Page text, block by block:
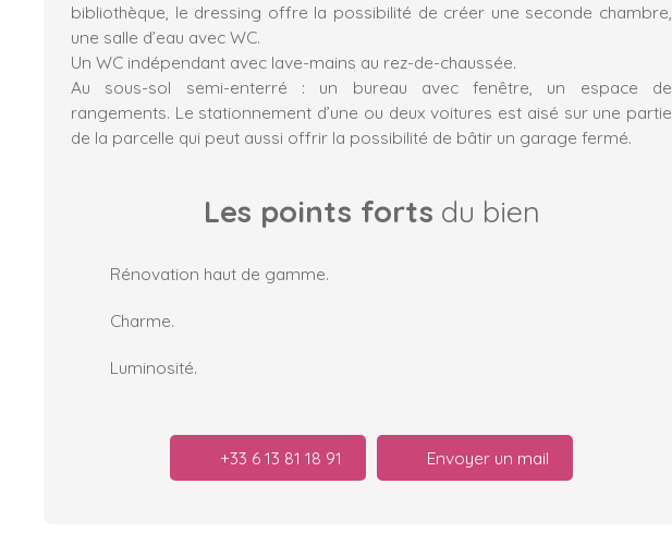
bibliothèque, le dressing offre la possibilité de créer une seconde chambre,
une salle d’eau avec WC.
Un WC indépendant avec lave-mains au rez-de-chaussée.
Au sous-sol semi-enterré : un bureau avec fenêtre, un espace de
rangements. Le stationnement d’une ou deux voitures est aisé sur une partie
de la parcelle qui peut aussi offrir la possibilité de bâtir un garage fermé.
Les points forts du bien
Rénovation haut de gamme.
Charme.
Luminosité.
+33 6 13 81 18 91 Envoyer un mail